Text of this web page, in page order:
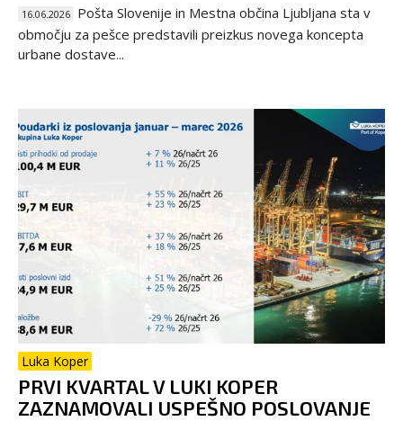
16.06.2026 Pošta Slovenije in Mestna občina Ljubljana sta v
območju za pešce predstavili preizkus novega koncepta
urbane dostave...
Luka Koper
PRVI KVARTAL V LUKI KOPER
ZAZNAMOVALI USPEŠNO POSLOVANJE